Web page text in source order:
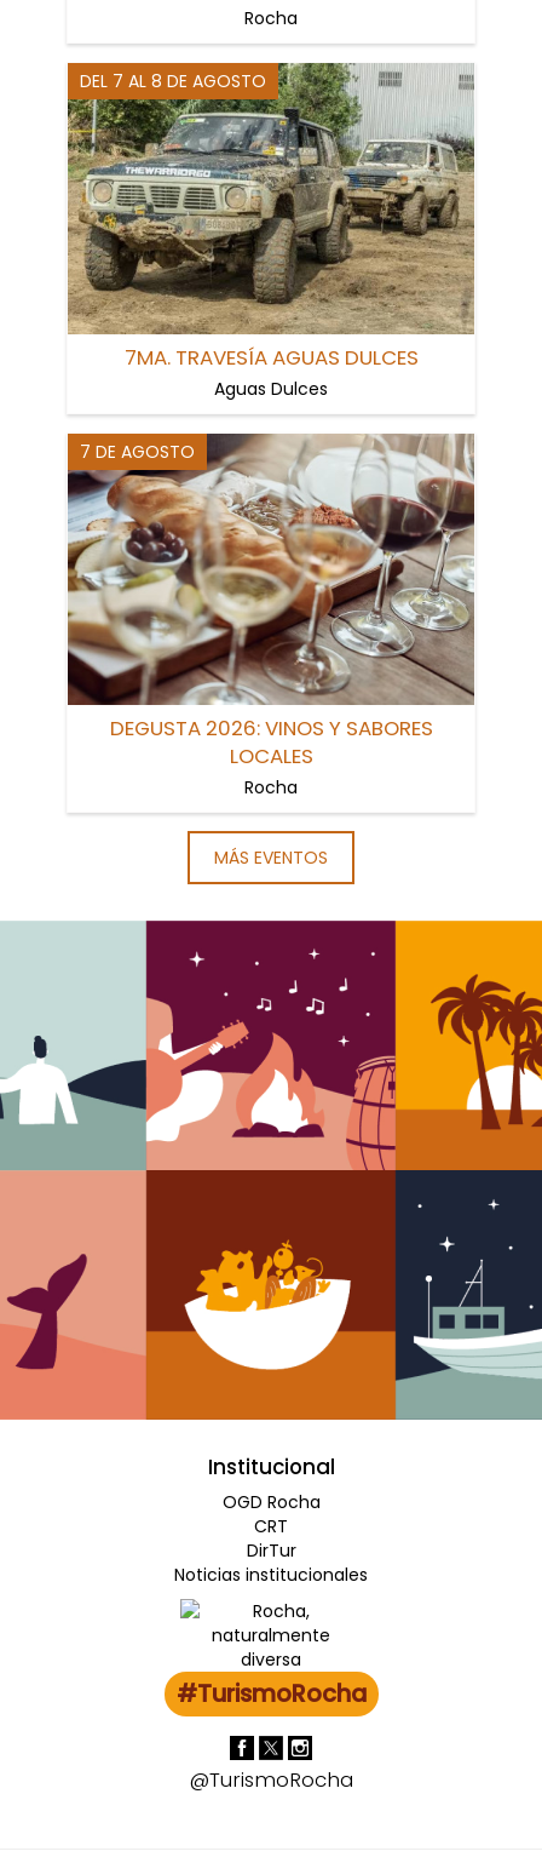
Rocha
DEL 7 AL 8 DE AGOSTO
7MA. TRAVESÍA AGUAS DULCES
Aguas Dulces
7 DE AGOSTO
DEGUSTA 2026: VINOS Y SABORES
LOCALES
Rocha
MÁS EVENTOS
Institucional
OGD Rocha
CRT
DirTur
Noticias institucionales
#TurismoRocha
@TurismoRocha